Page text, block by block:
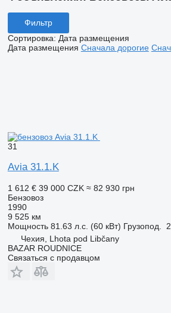
Фильтр
Сортировка: Дата размещения
Дата размещения Сначала дорогие
31
Avia 31.1.K
1 612 € 39 000 CZK ≈ 82 930 грн
Бензовоз
1990
9 525 км
Мощность 81.63 л.с. (60 кВт) Грузопод.
Чехия, Lhota pod Libčany
BAZAR ROUDNICE
Связаться с продавцом